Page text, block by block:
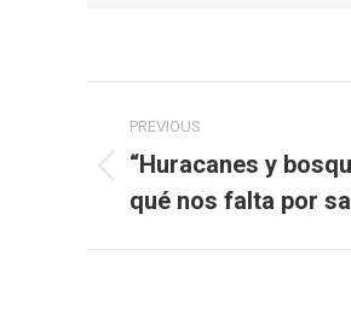
navigation
PREVIOUS
Previous
post:
“Huracanes y
qué nos falta por